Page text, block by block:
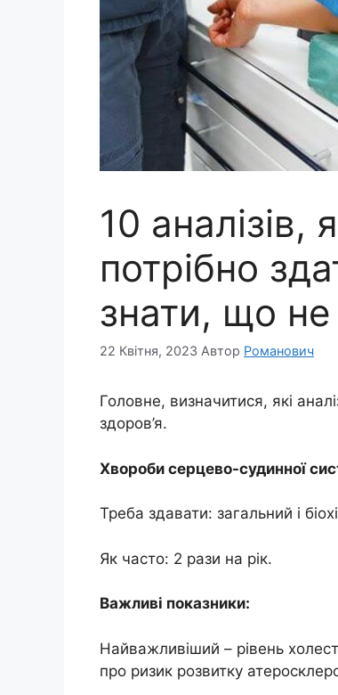
10 аналізів,
потрібно
знати, що
22 Квітня, 2023 Автор Романович
Головне, визначитися, які
здоров’я.
Хвороби серцево-судинної
Треба здавати: загальний і
Як часто: 2 рази на рік.
Важливі показники:
Найважливіший – рівень
про ризик розвитку